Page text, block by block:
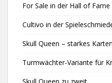
For Sale in der Hall of Fame
Cultivo in der
Skull Queen – starkes
Turmwächter-Variante für